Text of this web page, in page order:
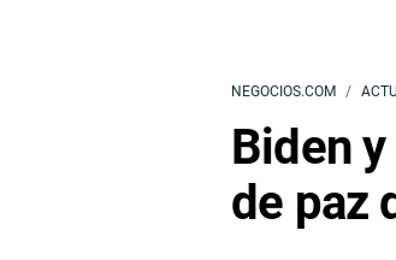
NEGOCIOS.COM
Biden
de paz